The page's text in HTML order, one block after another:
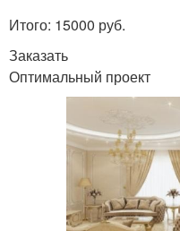
Итого: 15000 руб.
Заказать
Оптимальный проект